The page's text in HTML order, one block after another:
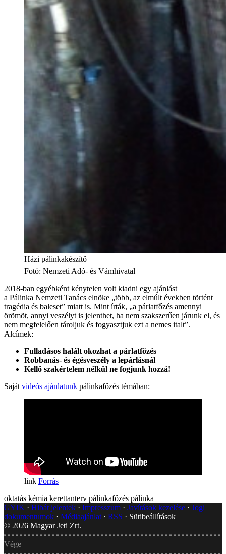
Házi pálinkakészítő
Fotó: Nemzeti Adó- és Vámhivatal
2018-ban egyébként kénytelen volt kiadni egy ajánlást
a Pálinka Nemzeti Tanács elnöke „több, az elmúlt években történt
tragédia és baleset” miatt is. Mint írták, „a párlatfőzés amennyi
örömöt, annyi veszélyt is jelenthet, ha nem szakszerűen járunk el, és
nem megfelelően tároljuk és fogyasztjuk ezt a nemes italt”.
Alcímek:
Fulladásos halált okozhat a párlatfőzés
Robbanás- és égésveszély a lepárlásnál
Kellő szakértelem nélkül ne fogjunk hozzá!
Saját videós ajánlatunk pálinkafőzés témában:
Forrás
oktatás kémia kerettanterv pálinkafőzés pálinka
GYIK
Hibát jelentek Impresszum Javítások kezelése
Jogi
dokumentumok
Médiaajánlat RSS
Sütibeállítások
© 2026 Magyar Jeti Zrt.
Vége